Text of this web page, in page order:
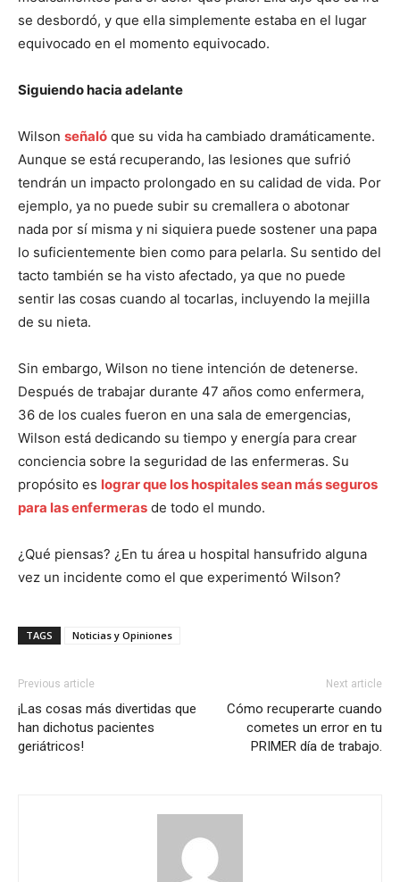
se desbordó, y que ella simplemente estaba en el lugar
equivocado en el momento equivocado.
Siguiendo hacia adelante
Wilson señaló que su vida ha cambiado dramáticamente.
Aunque se está recuperando, las lesiones que sufrió
tendrán un impacto prolongado en su calidad de vida. Por
ejemplo, ya no puede subir su cremallera o abotonar
nada por sí misma y ni siquiera puede sostener una papa
lo suficientemente bien como para pelarla. Su sentido del
tacto también se ha visto afectado, ya que no puede
sentir las cosas cuando al tocarlas, incluyendo la mejilla
de su nieta.
Sin embargo, Wilson no tiene intención de detenerse.
Después de trabajar durante 47 años como enfermera,
36 de los cuales fueron en una sala de emergencias,
Wilson está dedicando su tiempo y energía para crear
conciencia sobre la seguridad de las enfermeras. Su
propósito es lograr que los hospitales sean más seguros
para las enfermeras de todo el mundo.
¿Qué piensas? ¿En tu área u hospital hansufrido alguna
vez un incidente como el que experimentó Wilson?
TAGS Noticias y Opiniones
Previous article
¡Las cosas más divertidas que
han dichotus pacientes
geriátricos!
Next article
Cómo recuperarte cuando
cometes un error en tu
PRIMER día de trabajo.